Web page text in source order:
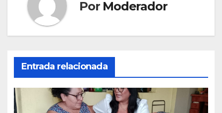
Por Moderador
Entrada relacionada